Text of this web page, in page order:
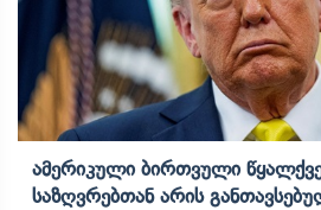
Ამერიკული Ბირთვული
Საზღვრებთან Არის